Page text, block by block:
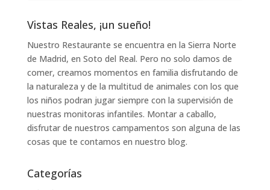
Vistas Reales, ¡un sueño!
Nuestro Restaurante se encuentra en la Sierra Norte
de Madrid, en Soto del Real. Pero no solo damos de
comer, creamos momentos en familia disfrutando de
la naturaleza y de la multitud de animales con los que
los niños podran jugar siempre con la supervisión de
nuestras monitoras infantiles. Montar a caballo,
disfrutar de nuestros campamentos son alguna de las
cosas que te contamos en nuestro blog.
Categorías